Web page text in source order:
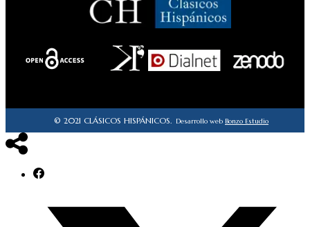
© 2021 CLÁSICOS HISPÁNICOS. Desarrollo web Bonzo Estudio